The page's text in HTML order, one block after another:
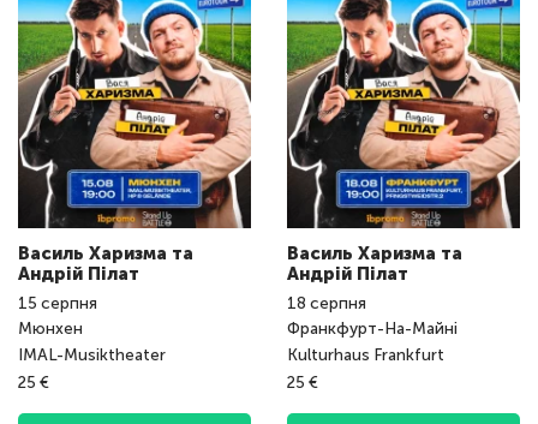
Василь Харизма та
Андрій Пілат
15 серпня
Мюнхен
IMAL-Musiktheater
25 €
Василь Харизма та
Андрій Пілат
18 серпня
Франкфурт-На-Майні
Kulturhaus Frankfurt
25 €